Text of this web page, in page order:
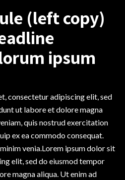
(left copy)
ipsum
consectetur adipiscing elit, sed
ut labore et dolore magna
quis nostrud exercitation
ex ea commodo consequat.
venia.Lorem ipsum dolor sit
elit, sed do eiusmod tempor
magna aliqua. Ut enim ad